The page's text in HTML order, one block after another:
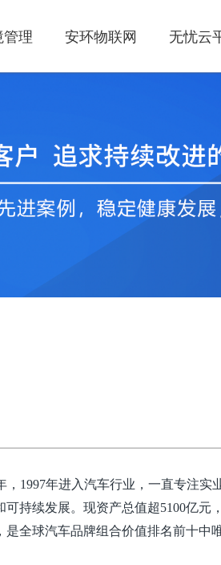
理 安环物联网 无忧云
，1997年进入汽车行业，一直专注实
持续发展。现资产总值超5100亿元
是全球汽车品牌组合价值排名前十中